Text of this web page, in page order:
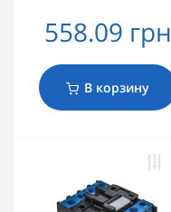
558.09 грн
В корзину